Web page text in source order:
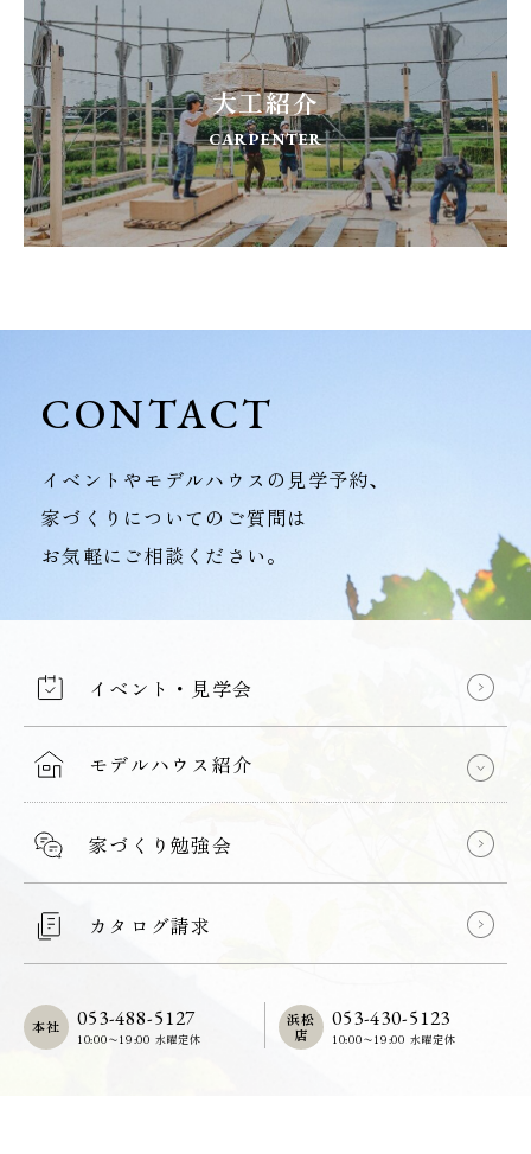
大工紹介
CARPENTER
CONTACT
イベントやモデルハウスの見学予約、
家づくりについてのご質問は
お気軽にご相談ください。
イベント・見学会
モデルハウス紹介
家づくり勉強会
カタログ請求
053-488-5127
10:00〜19:00 水曜定休
本社 053-430-5123
10:00〜19:00 水曜定休
浜松
店